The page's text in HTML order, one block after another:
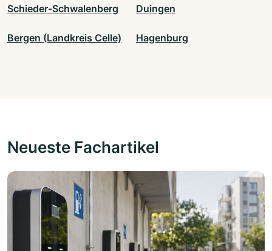
Schieder-Schwalenberg Duingen
Bergen (Landkreis Celle) Hagenburg
Neueste Fachartikel